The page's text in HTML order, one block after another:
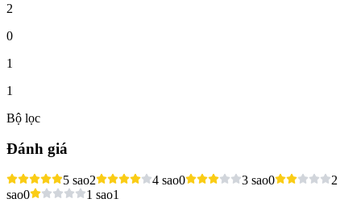
2
0
1
1
Bộ lọc
Đánh giá
5 sao2 4 sao0 3 sao0
2
sao0 1 sao1